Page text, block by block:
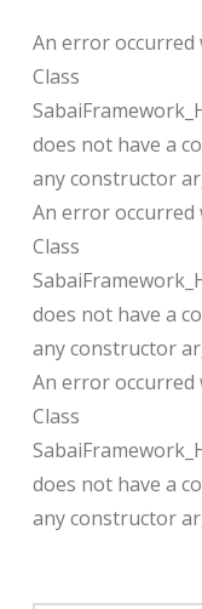
An error
Class
does not have a
any constructor
An error
Class
does not have a
any constructor
An error
Class
does not have a
any constructor